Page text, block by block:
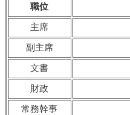
職位
主席
副主席
文書
財政
常務幹事